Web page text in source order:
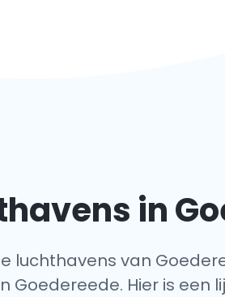
in
luchthavens van
Goedereede. Hier is een